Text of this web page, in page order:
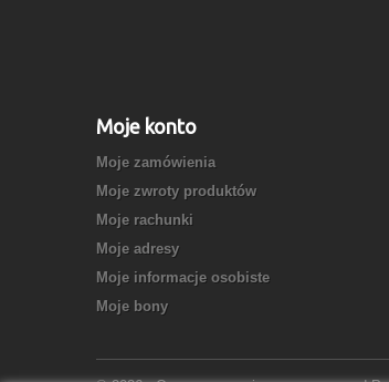
Moje konto
Moje zamówienia
Moje zwroty produktów
Moje rachunki
Moje adresy
Moje informacje osobiste
Moje bony